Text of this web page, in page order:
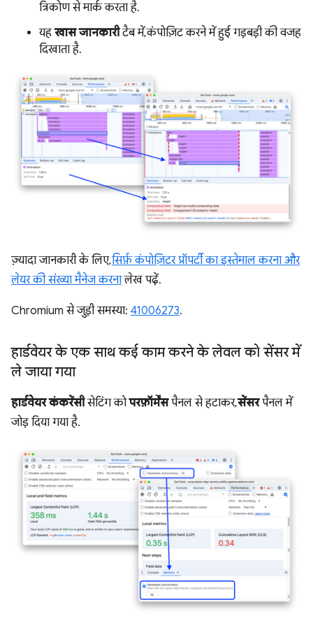
त्रिकोण से मार्क करता है.
यह खास जानकारीटैब में, कंपोज़िट करने में हुई गड़बड़ी की वजह
दिखाता है.
ज़्यादा जानकारी के लिए,सिर्फ़ कंपोज़िटर प्रॉपर्टी का इस्तेमाल करना और
लेयर की संख्या मैनेज करनालेख पढ़ें.
Chromium से जुड़ी समस्या: 41006273.
हार्डवेयर के एक साथ कई काम करने के लेवल को सेंसर में
ले जाया गया
हार्डवेयर कंकरेंसीसेटिंग कोपरफ़ॉर्मेंसपैनल से हटाकर,सेंसरपैनल में
जोड़ दिया गया है.